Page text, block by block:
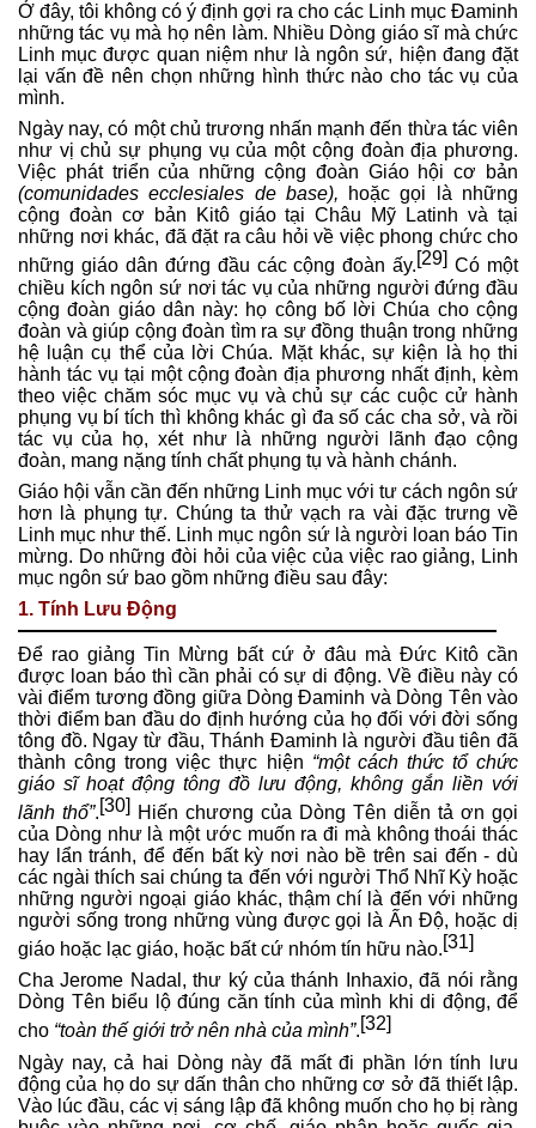
Ở đây, tôi không có ý định gợi ra cho các Linh mục Đaminh
những tác vụ mà họ nên làm. Nhiều Dòng giáo sĩ mà chức
Linh mục được quan niệm như là ngôn sứ, hiện đang đặt
lại vấn đề nên chọn những hình thức nào cho tác vụ của
mình.
Ngày nay, có một chủ trương nhấn mạnh đến thừa tác viên
như vị chủ sự phụng vụ của một cộng đoàn địa phương.
Việc phát triển của những cộng đoàn Giáo hội cơ bản
(comunidades ecclesiales de base), hoặc gọi là những
cộng đoàn cơ bản Kitô giáo tại Châu Mỹ Latinh và tại
những nơi khác, đã đặt ra câu hỏi về việc phong chức cho
những giáo dân đứng đầu các cộng đoàn ấy.[29] Có một
chiều kích ngôn sứ nơi tác vụ của những người đứng đầu
cộng đoàn giáo dân này: họ công bố lời Chúa cho cộng
đoàn và giúp cộng đoàn tìm ra sự đồng thuận trong những
hệ luận cụ thể của lời Chúa. Mặt khác, sự kiện là họ thi
hành tác vụ tại một cộng đoàn địa phương nhất định, kèm
theo việc chăm sóc mục vụ và chủ sự các cuộc cử hành
phụng vụ bí tích thì không khác gì đa số các cha sở, và rồi
tác vụ của họ, xét như là những người lãnh đạo cộng
đoàn, mang nặng tính chất phụng tụ và hành chánh.
Giáo hội vẫn cần đến những Linh mục với tư cách ngôn sứ
hơn là phụng tự. Chúng ta thử vạch ra vài đặc trưng về
Linh mục như thế. Linh mục ngôn sứ là người loan báo Tin
mừng. Do những đòi hỏi của việc của việc rao giảng, Linh
mục ngôn sứ bao gồm những điều sau đây:
1. Tính Lưu Động
Để rao giảng Tin Mừng bất cứ ở đâu mà Đức Kitô cần
được loan báo thì cần phải có sự di động. Về điều này có
vài điểm tương đồng giữa Dòng Đaminh và Dòng Tên vào
thời điểm ban đầu do định hướng của họ đối với đời sống
tông đồ. Ngay từ đầu, Thánh Đaminh là người đầu tiên đã
thành công trong việc thực hiện “một cách thức tổ chức
giáo sĩ hoạt động tông đồ lưu động, không gắn liền với
lãnh thổ”.[30] Hiến chương của Dòng Tên diễn tả ơn gọi
của Dòng như là một ước muốn ra đi mà không thoái thác
hay lẩn tránh, để đến bất kỳ nơi nào bề trên sai đến - dù
các ngài thích sai chúng ta đến với người Thổ Nhĩ Kỳ hoặc
những người ngoại giáo khác, thậm chí là đến với những
người sống trong những vùng được gọi là Ấn Độ, hoặc dị
giáo hoặc lạc giáo, hoặc bất cứ nhóm tín hữu nào.[31]
Cha Jerome Nadal, thư ký của thánh Inhaxio, đã nói rằng
Dòng Tên biểu lộ đúng căn tính của mình khi di động, để
cho “toàn thế giới trở nên nhà của mình”.[32]
Ngày nay, cả hai Dòng này đã mất đi phần lớn tính lưu
động của họ do sự dấn thân cho những cơ sở đã thiết lập.
Vào lúc đầu, các vị sáng lập đã không muốn cho họ bị ràng